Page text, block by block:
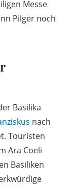
Messe
Pilger noch
Basilika
nach
Touristen
Ara Coeli
Basiliken